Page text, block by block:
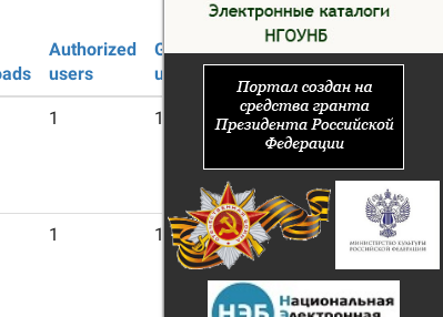
Authorized
users
Guest
users
1 16
1 16